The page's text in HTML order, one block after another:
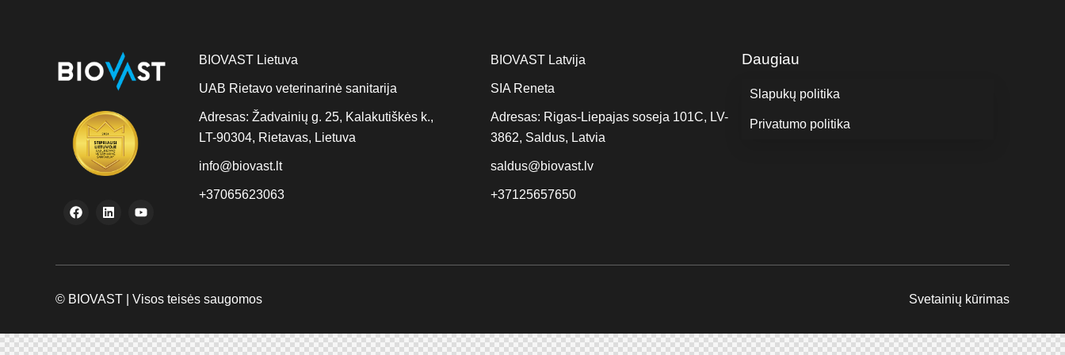
BIOVAST Lietuva
UAB Rietavo veterinarinė sanitarija
Adresas: Žadvainių g. 25, Kalakutiškės k.,
LT-90304, Rietavas, Lietuva
info@biovast.lt
+37065623063
BIOVAST Latvija
SIA Reneta
Adresas: Rigas-Liepajas soseja 101C, LV-
3862, Saldus, Latvia
saldus@biovast.lv
+37125657650
Daugiau
Slapukų politika
Privatumo politika
© BIOVAST | Visos teisės saugomos Svetainių kūrimas